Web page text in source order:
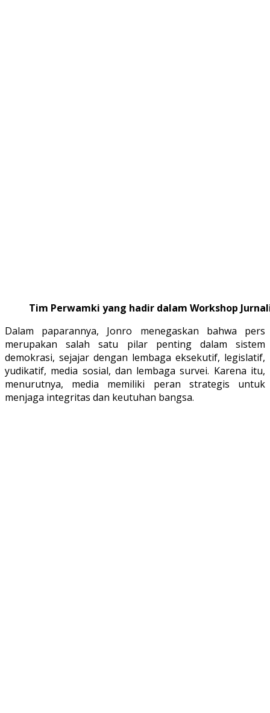
Tim Perwamki yang hadir dalam Workshop
Dalam paparannya, Jonro menegaskan bahwa pers
merupakan salah satu pilar penting dalam sistem
demokrasi, sejajar dengan lembaga eksekutif, legislatif,
yudikatif, media sosial, dan lembaga survei. Karena itu,
menurutnya, media memiliki peran strategis untuk
menjaga integritas dan keutuhan bangsa.